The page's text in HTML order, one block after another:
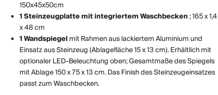
150x45x50cm
1 Steinzeugplattemit integriertem Waschbecken ; 165 x 1,4
x 48 cm
1 Wandspiegelmit Rahmen aus lackiertem Aluminium und
Einsatz aus Steinzeug (Ablagefläche 15 x 13 cm). Erhältlich mit
optionaler LED-Beleuchtung oben; Gesamtmaße des Spiegels
mit Ablage 150 x 75 x 13 cm. Das Finish des Steinzeugeinsatzes
passt zum Waschbecken.